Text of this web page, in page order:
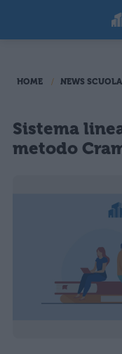
HOME NEWS
Sistema
metodo